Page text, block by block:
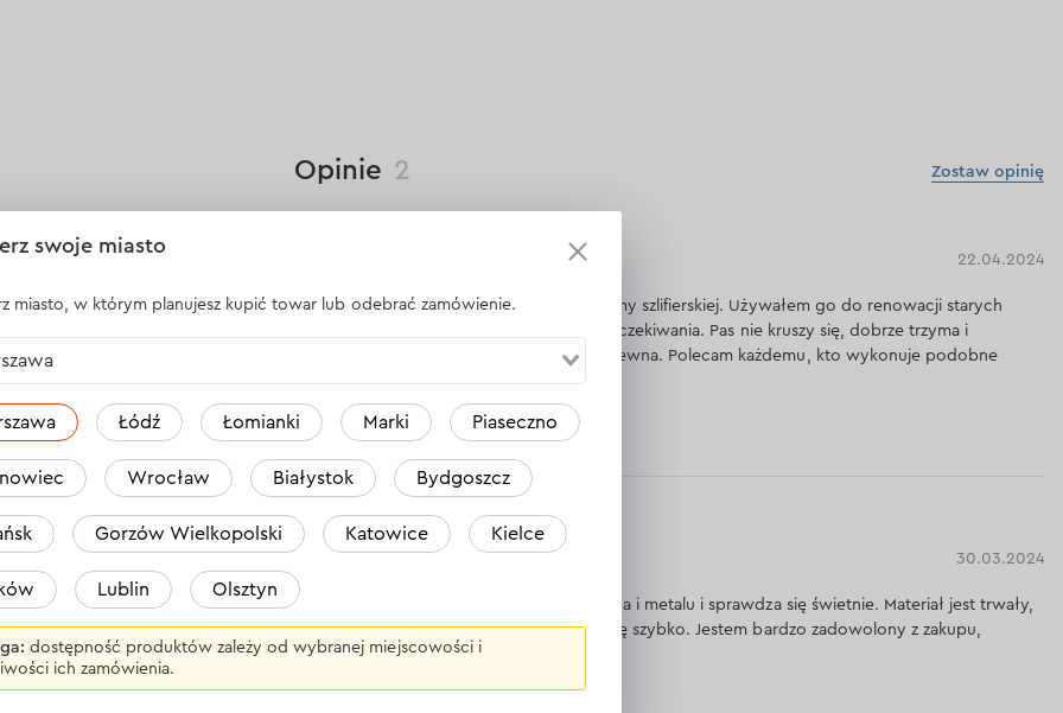
mm
/ metal / stal
/ farba / lakier /
/ plastik
Zostaw opinię
Opinie 2
22.04.2024
Jestem bardzo zadowolony z taśmy szlifierskiej. Używałem go do renowacji starych
mebli, a efekt przerósł wszelkie oczekiwania. Pas nie kruszy się, dobrze trzyma i
równomiernie usuwa warstwę drewna. Polecam każdemu, kto wykonuje podobne
prace!
Odpowiedź 1 odpowiedź
Jan
30.03.2024
Używam go do szlifowania drewna i metalu i sprawdza się świetnie. Materiał jest trwały,
wytrzymuje długo i nie zużywa się szybko. Jestem bardzo zadowolony z zakupu,
polecam!
swoje miasto
miasto, w którym planujesz kupić towar lub odebrać zamówienie.
Łódź Łomianki Marki Piaseczno
Wrocław Białystok Bydgoszcz
Gorzów Wielkopolski Katowice Kielce
Lublin Olsztyn
dostępność produktów zależy od wybranej miejscowości i
ich zamówienia.